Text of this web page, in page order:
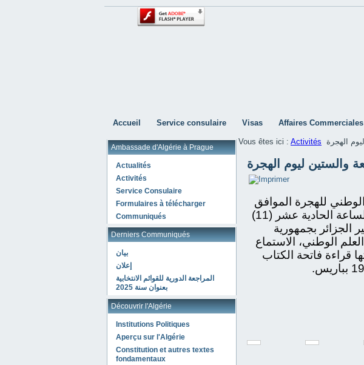
Accueil Service consulaire Visas Affaires Commerciales
Ambassade d'Algérie à Prague
Actualités
Activités
Service Consulaire
Formulaires à télécharger
Communiqués
Derniers Communiqués
بيان
إعلان
المراجعة الدورية للقوائم الانتخابية
بعنوان سنة 2025
Découvrir l'Algérie
Institutions Politiques
Aperçu sur l'Algérie
Constitution et autres textes
fondamentaux
Vous êtes ici : Activités الهجرة
والستين ليوم الهجرة
للهجرة الموافق
للسابع عشر (17) أكتوبر من كل سنة وعلى الساعة الحادية عشر (11)
الجزائر بجمهورية
الوطني، الاستماع
قراءة فاتحة الكتاب